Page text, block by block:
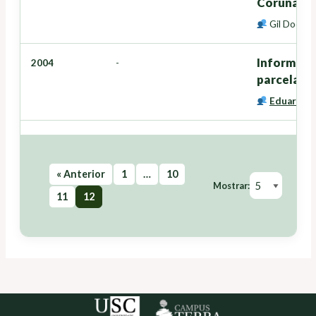
Gil
2004 -
Informe
parcelas
Eduardo
« Anterior 1 …
10
11
12
Mostrar: